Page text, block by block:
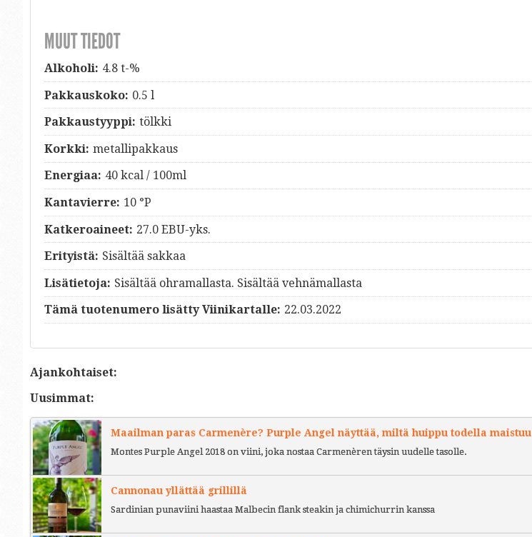
MUUT TIEDOT
Alkoholi: 4.8 t-%
Pakkauskoko: 0.5 l
Pakkaustyyppi: tölkki
Korkki: metallipakkaus
Energiaa: 40 kcal / 100ml
Kantavierre: 10 °P
Katkeroaineet: 27.0 EBU-yks.
Erityistä: Sisältää sakkaa
Lisätietoja: Sisältää ohramallasta. Sisältää vehnämallasta
Tämä tuotenumero lisätty Viinikartalle: 22.03.2022
Ajankohtaiset:
Uusimmat:
Maailman paras Carmenère? Purple Angel näyttää, miltä huippu todella maistuu
Montes Purple Angel 2018 on viini, joka nostaa Carmenèren täysin uudelle tasolle.
Cannonau yllättää grillillä
Sardinian punaviini haastaa Malbecin flank steakin ja chimichurrin kanssa